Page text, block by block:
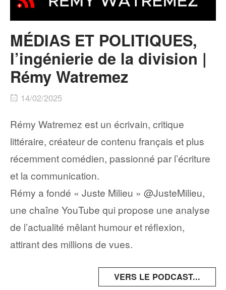
MÉDIAS ET POLITIQUES,
l’ingénierie de la division |
Rémy Watremez
14/02/2025
Rémy Watremez est un écrivain, critique
littéraire, créateur de contenu français et plus
récemment comédien, passionné par l’écriture
et la communication.
Rémy a fondé « Juste Milieu » ‪@JusteMilieu‬,
une chaîne YouTube qui propose une analyse
de l’actualité mêlant humour et réflexion,
attirant des millions de vues.
VERS LE PODCAST...